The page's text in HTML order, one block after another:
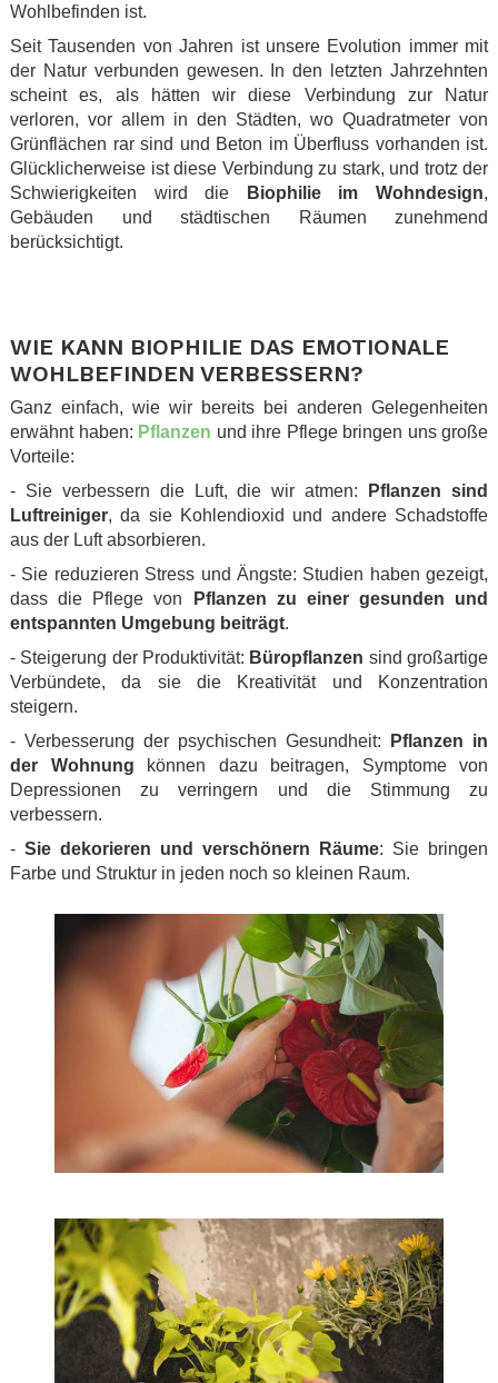
Wohlbefinden ist.
Seit Tausenden von Jahren ist unsere Evolution immer mit
der Natur verbunden gewesen. In den letzten Jahrzehnten
scheint es, als hätten wir diese Verbindung zur Natur
verloren, vor allem in den Städten, wo Quadratmeter von
Grünflächen rar sind und Beton im Überfluss vorhanden ist.
Glücklicherweise ist diese Verbindung zu stark, und trotz der
Schwierigkeiten wird die
Biophilie im Wohndesign,
Gebäuden und städtischen Räumen zunehmend
berücksichtigt.
WIE KANN BIOPHILIE DAS EMOTIONALE
WOHLBEFINDEN VERBESSERN?
Ganz einfach, wie wir bereits bei anderen Gelegenheiten
erwähnt haben: Pflanzen und ihre Pflege bringen uns große
Vorteile:
- Sie verbessern die Luft, die wir atmen:
Pflanzen sind
Luftreiniger, da sie Kohlendioxid und andere Schadstoffe
aus der Luft absorbieren.
- Sie reduzieren Stress und Ängste: Studien haben gezeigt,
dass die Pflege von
Pflanzen zu einer gesunden und
entspannten Umgebung beiträgt.
- Steigerung der Produktivität: Büropflanzen sind großartige
Verbündete, da sie die Kreativität und Konzentration
steigern.
- Verbesserung der psychischen Gesundheit:
Pflanzen in
der Wohnung können dazu beitragen, Symptome von
Depressionen zu verringern und die Stimmung zu
verbessern.
- Sie dekorieren und verschönern Räume: Sie bringen
Farbe und Struktur in jeden noch so kleinen Raum.